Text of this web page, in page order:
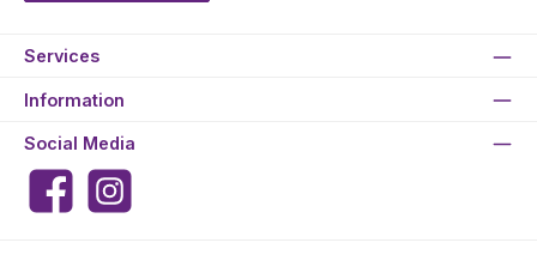
Services
Information
Social Media
FacebookInstagram